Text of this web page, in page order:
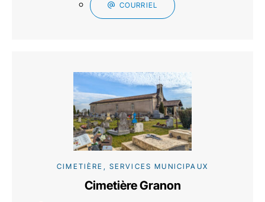
COURRIEL
CIMETIÈRE, SERVICES MUNICIPAUX
Cimetière Granon